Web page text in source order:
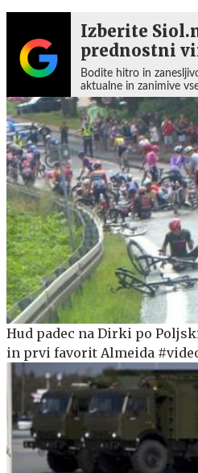
Izberite
prednostni
Bodite hitro in
aktualne in zanimive
Hud padec na Dirki po
in prvi favorit Almeida